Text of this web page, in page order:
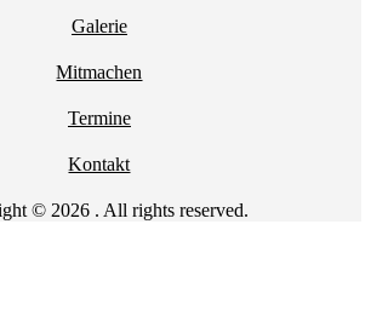
Galerie
Mitmachen
Termine
Kontakt
© 2026 . All rights reserved.